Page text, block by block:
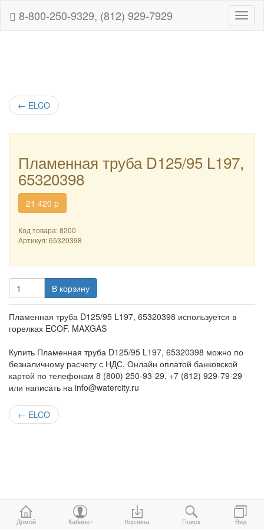
8-800-250-9329, (812) 929-7929
← ELCO
Пламенная труба D125/95 L197,
65320398
21 420 p
Код товара: 8200
Артикул:65320398
В корзину
Пламенная труба D125/95 L197, 65320398 используется в
горелках ECOF. MAXGAS
Купить Пламенная труба D125/95 L197, 65320398 можно по
безналичному расчету с НДС, Онлайн оплатой банковской
картой по телефонам 8 (800) 250-93-29, +7 (812) 929-79-29
или написать на info@watercity.ru
← ELCO
Домой Кабинет Корзина Поиск Вид